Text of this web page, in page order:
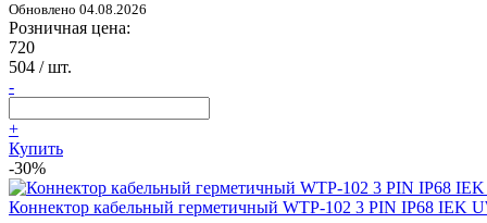
Обновлено 04.08.2026
Розничная цена:
720
504 / шт.
-
+
Купить
-30%
Коннектор кабельный герметичный WTP-102 3 PIN IP68 IEK